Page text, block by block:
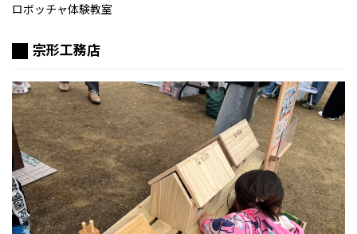
ロボッチャ体験教室
宗形工務店